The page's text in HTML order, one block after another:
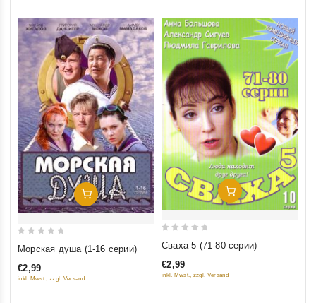
Добавить В Корзину
out
of
Морская душа (1-16 серии)
€2,99
inkl. Mwst., zzgl. Versand
Добавить В Корзину
of
Сваха 5 (71-80 серии)
€2,99
inkl. Mwst., zzgl. Versand